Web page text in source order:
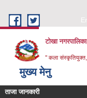
टोखा
" कला
मुख्य मेनु
ताजा जानकारी